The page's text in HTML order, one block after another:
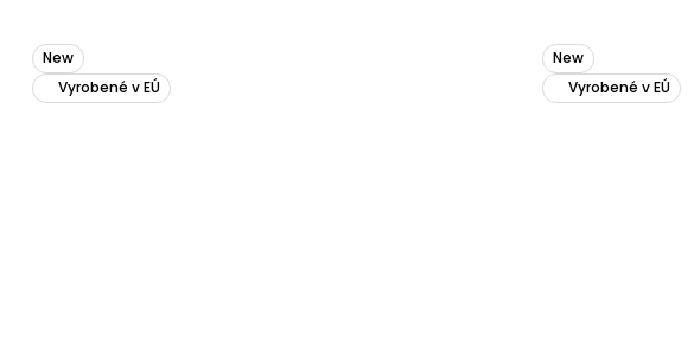
New
Vyrobené v EÚ
New
Vyrobené v EÚ